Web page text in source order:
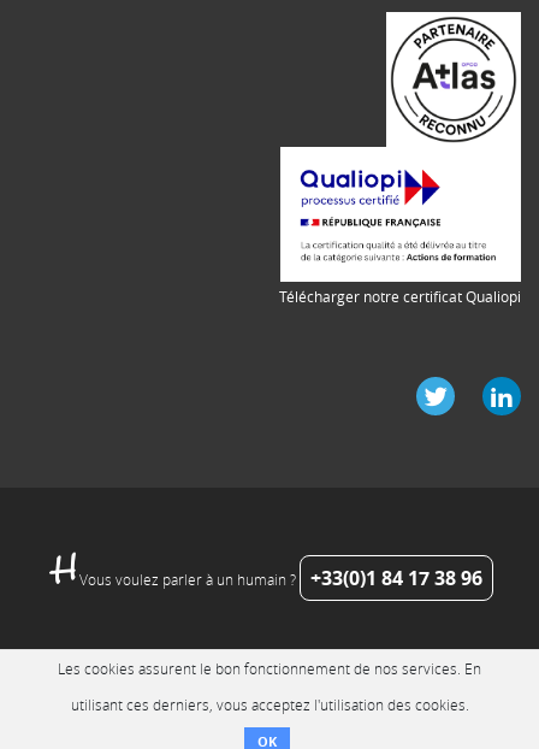
Télécharger notre certificat Qualiopi
Vous voulez parler à un humain ? +33(0)1 84 17 38 96
Les cookies assurent le bon fonctionnement de nos services. En
utilisant ces derniers, vous acceptez l'utilisation des cookies.
OK